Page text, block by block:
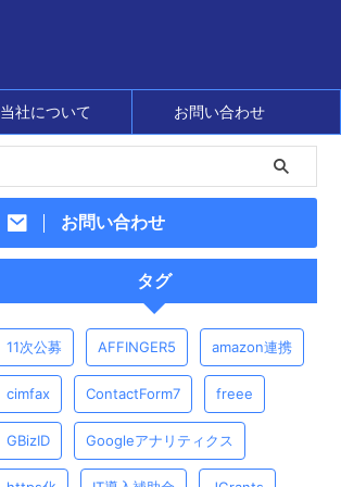
当社について お問い合わせ
お問い合わせ
タグ
11次公募 AFFINGER5 amazon連携
cimfax ContactForm7 freee
GBizID Googleアナリティクス